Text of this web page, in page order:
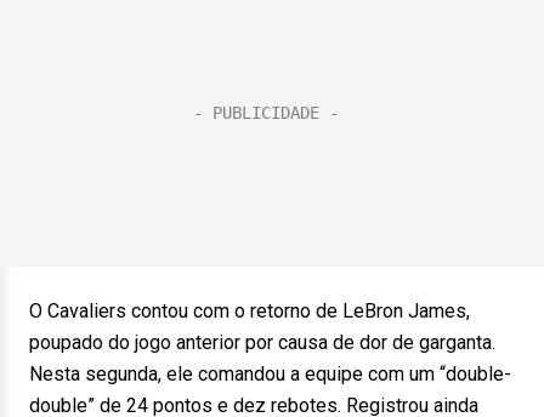
O Cavaliers contou com o retorno de LeBron James,
poupado do jogo anterior por causa de dor de garganta.
Nesta segunda, ele comandou a equipe com um “double-
double” de 24 pontos e dez rebotes. Registrou ainda